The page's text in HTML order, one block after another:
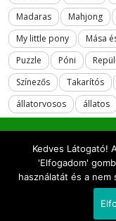
Madaras
Mahjong
My little pony
Mása
Puzzle
Póni
Színezős
Takarítós
állatorvosos
állatos
2018 All rights reserved.
Kedves Látogató!
'Elfogadom'
használatát és a